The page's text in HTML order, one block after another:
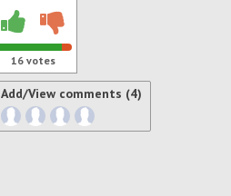
16 votes
Add/View comments (4)